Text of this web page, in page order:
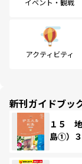
アクティビティ
新刊ガイドブッ
１５
島①）